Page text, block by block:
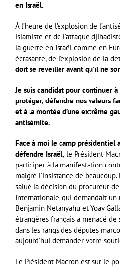
en Israël.
À l’heure de l’explosion de
islamiste et de l’attaque
la guerre en Israël comme en
écrasante, de l’explosion de la
doit se réveiller avant qu’il ne
Je suis candidat pour continuer
protéger, défendre nos valeurs
et à la montée d’une extrême
antisémite.
Face à moi le camp présidentiel
défendre Israël, le Président
participer à la manifestation
malgré l’insistance de
salué la décision du procureur de
Internationale, qui demandait un
Benjamin Netanyahu et Yoav
étrangères français a menacé de
dans les rangs des députes
aujourd’hui demander votre
Le Président Macron est sur le